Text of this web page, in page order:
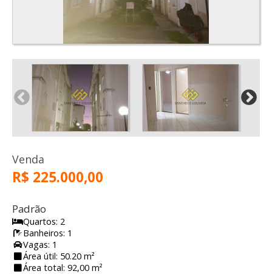
Venda
R$ 225.000,00
Padrão
Quartos: 2
Banheiros: 1
Vagas: 1
Área útil: 50.20 m²
Área total: 92,00 m²